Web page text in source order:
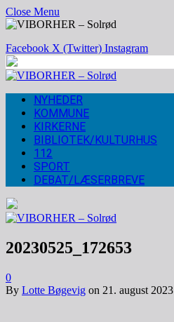
Close Menu
Facebook X (Twitter) Instagram
NYHEDER
KOMMUNE
KIRKERNE
BIBLIOTEK/KULTURHUS
112
SPORT
DEBAT/LÆSERBREVE
20230525_172653
0
By Lotte Bøgevig on 21. august 2023